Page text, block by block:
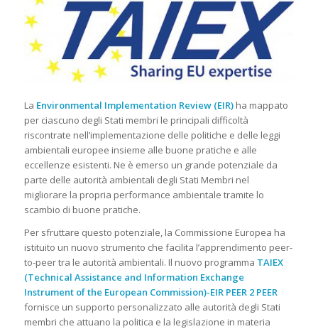
La Environmental Implementation Review (EIR)ha mappato
per ciascuno degli Stati membri le principali difficoltà
riscontrate nell’implementazione delle politiche e delle leggi
ambientali europee insieme alle buone pratiche e alle
eccellenze esistenti. Ne è emerso un grande potenziale da
parte delle autorità ambientali degli Stati Membri nel
migliorare la propria performance ambientale tramite lo
scambio di buone pratiche.
Per sfruttare questo potenziale, la Commissione Europea ha
istituito un nuovo strumento che facilita l’apprendimento peer-
to-peer tra le autorità ambientali. Il nuovo programma TAIEX
(Technical Assistance and Information Exchange
Instrument of the European Commission)-EIR PEER 2 PEER
fornisce un supporto personalizzato alle autorità degli Stati
membri che attuano la politica e la legislazione in materia